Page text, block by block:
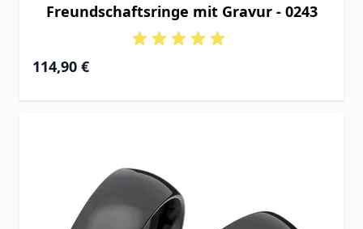
Freundschaftsringe mit Gravur - 0243
114,90 €